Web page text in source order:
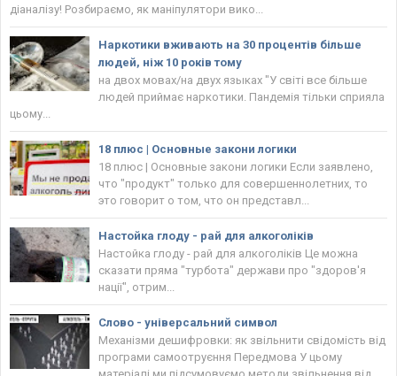
діаналізу! Розбираємо, як маніпулятори вико...
Наркотики вживають на 30 процентів більше
людей, ніж 10 років тому
на двох мовах/на двух языках "У світі все більше
людей приймає наркотики. Пандемія тільки сприяла
цьому...
18 плюс | Основные закони логики
18 плюс | Основные закони логики Если заявлено,
что "продукт" только для совершеннолетних, то
это говорит о том, что он представл...
Настойка глоду - рай для алкоголіків
Настойка глоду - рай для алкоголіків Це можна
сказати пряма "турбота" держави про "здоров'я
нації", отрим...
Слово - універсальний символ
Механізми дешифровки: як звільнити свідомість від
програми самоотруєння Передмова У цьому